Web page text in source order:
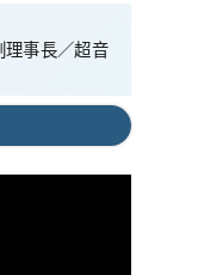
理事長／超音